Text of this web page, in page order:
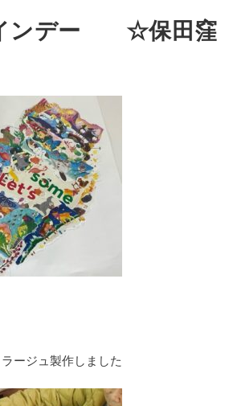
ンデー ☆保田窪
ージュ製作しました